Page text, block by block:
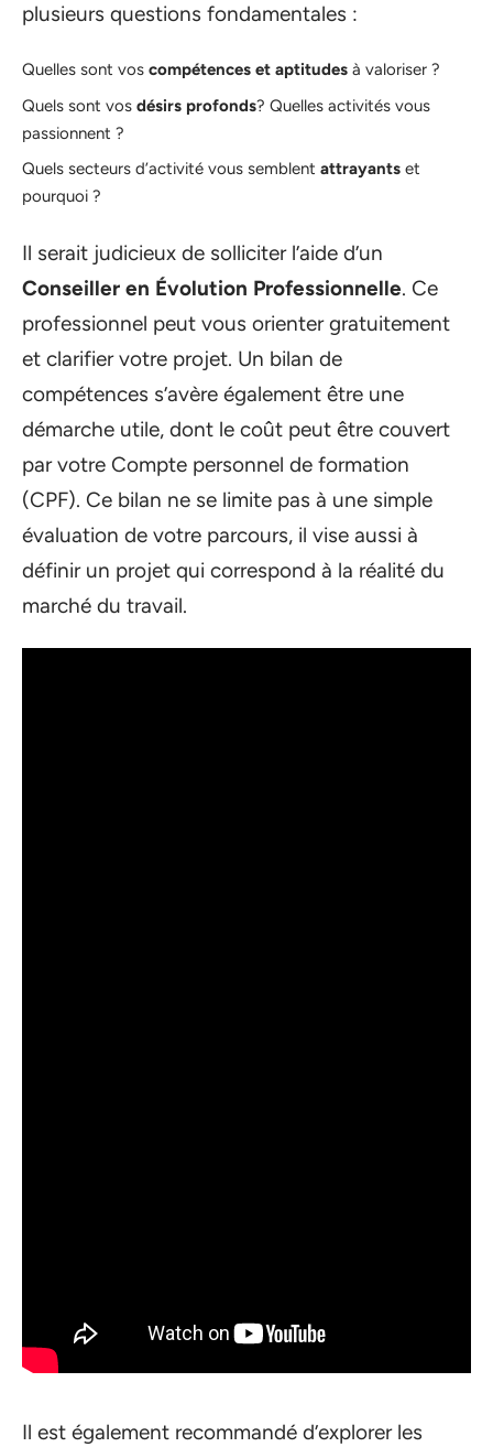
plusieurs questions fondamentales :
Quelles sont vos compétences et aptitudes à valoriser ?
Quels sont vos désirs profonds? Quelles activités vous
passionnent ?
Quels secteurs d’activité vous semblent attrayants et
pourquoi ?
Il serait judicieux de solliciter l’aide d’un
Conseiller en Évolution Professionnelle. Ce
professionnel peut vous orienter gratuitement
et clarifier votre projet. Un bilan de
compétences s’avère également être une
démarche utile, dont le coût peut être couvert
par votre Compte personnel de formation
(CPF). Ce bilan ne se limite pas à une simple
évaluation de votre parcours, il vise aussi à
définir un projet qui correspond à la réalité du
marché du travail.
Il est également recommandé d’explorer les